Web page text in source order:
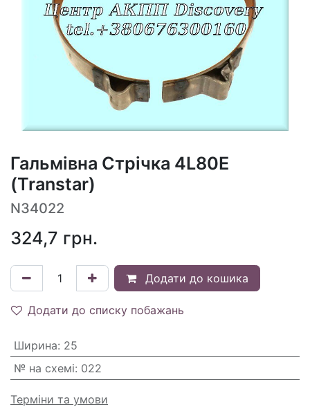
Гальмівна Стрічка 4L80E
(Transtar)
N34022
324,7 грн.
Додати до кошика
Додати до списку побажань
Ширина: 25
№ на схемі: 022
Терміни та умови